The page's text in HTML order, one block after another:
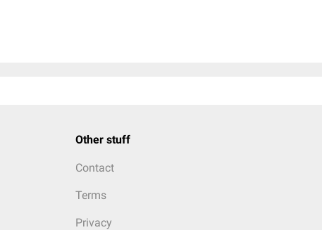
Other stuff
Contact
Terms
Privacy